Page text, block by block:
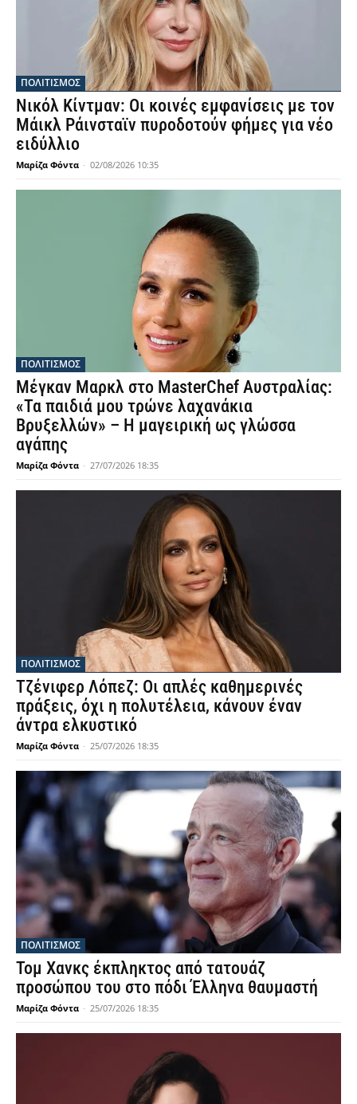
ΠΟΛΙΤΙΣΜΟΣ
Νικόλ Κίντμαν: Οι κοινές εμφανίσεις με τον
Μάικλ Ράινσταϊν πυροδοτούν φήμες για νέο
ειδύλλιο
Μαρίζα Φόντα - 02/08/2026 10:35
ΠΟΛΙΤΙΣΜΟΣ
Μέγκαν Μαρκλ στο MasterChef Αυστραλίας:
«Τα παιδιά μου τρώνε λαχανάκια
Βρυξελλών» – Η μαγειρική ως γλώσσα
αγάπης
Μαρίζα Φόντα - 27/07/2026 18:35
ΠΟΛΙΤΙΣΜΟΣ
Τζένιφερ Λόπεζ: Οι απλές καθημερινές
πράξεις, όχι η πολυτέλεια, κάνουν έναν
άντρα ελκυστικό
Μαρίζα Φόντα - 25/07/2026 18:35
ΠΟΛΙΤΙΣΜΟΣ
Τομ Χανκς έκπληκτος από τατουάζ
προσώπου του στο πόδι Έλληνα θαυμαστή
Μαρίζα Φόντα - 25/07/2026 18:35